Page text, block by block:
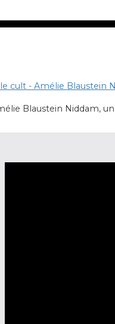
cult - Amélie Blaustein
Blaustein Niddam,